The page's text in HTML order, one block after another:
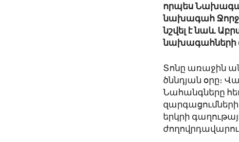
որպես
նախագահ Ջորջ
նշվել է նաև
նախագահների
Տոնը առաջին
ծննդյան օրը։
Նահանգները
երկրի